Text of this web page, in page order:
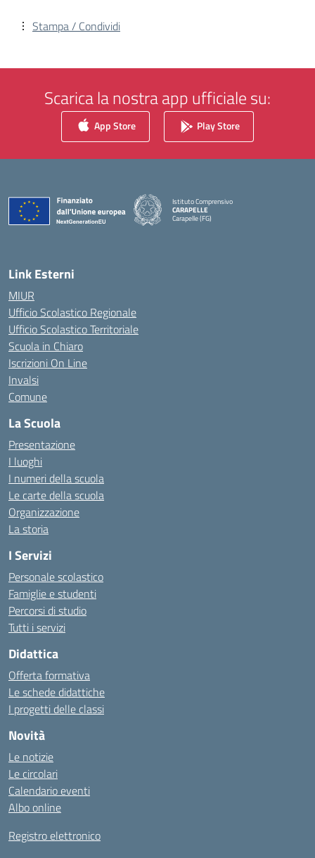
Stampa / Condividi
Scarica la nostra app ufficiale su:
App Store Play Store
Istituto Comprensivo
CARAPELLE
Carapelle (FG)
— Visita la pagina iniziale della scuola
Link Esterni
MIUR
Ufficio Scolastico Regionale
Ufficio Scolastico Territoriale
Scuola in Chiaro
Iscrizioni On Line
Invalsi
Comune
La Scuola
Presentazione
I luoghi
I numeri della scuola
Le carte della scuola
Organizzazione
La storia
I Servizi
Personale scolastico
Famiglie e studenti
Percorsi di studio
Tutti i servizi
Didattica
Offerta formativa
Le schede didattiche
I progetti delle classi
Novità
Le notizie
Le circolari
Calendario eventi
Albo online
Registro elettronico